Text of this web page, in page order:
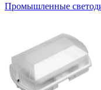
Промышленные